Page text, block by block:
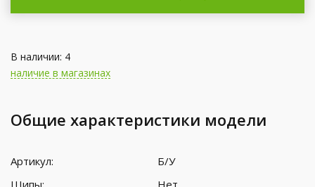
В наличии: 4
наличие в магазинах
Общие характеристики модели
Артикул:
Б/У
Шипы:
Нет